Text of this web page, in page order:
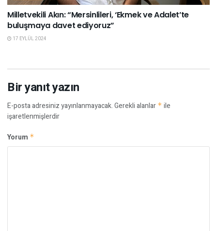
Milletvekili Akın: “Mersinlileri, ‘Ekmek ve Adalet’te
buluşmaya davet ediyoruz”
17 EYLÜL 2024
Bir yanıt yazın
E-posta adresiniz yayınlanmayacak.Gerekli alanlar * ile
işaretlenmişlerdir
Yorum *